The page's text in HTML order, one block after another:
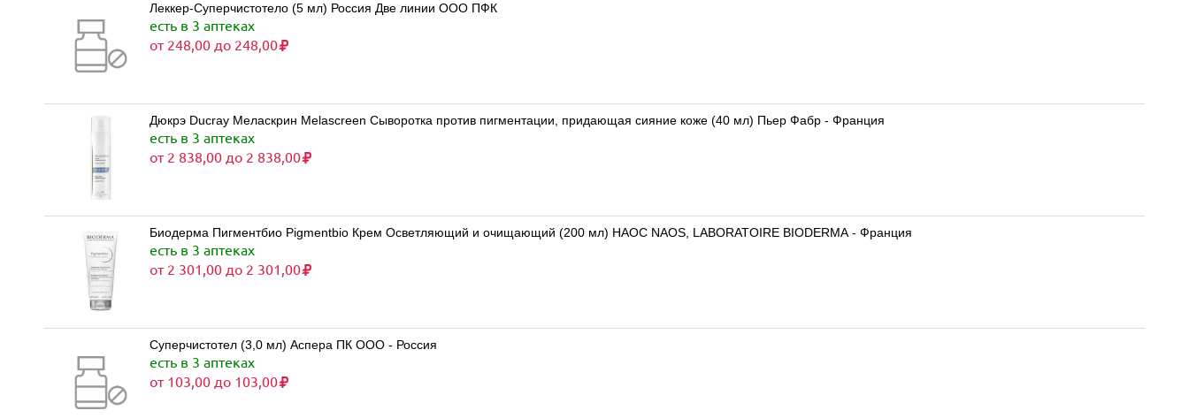
Леккер-Суперчистотело (5 мл) Россия Две линии ООО ПФК
есть в 3 аптеках
от 248,00 до 248,00
Дюкрэ Ducray Меласкрин Melascreen Сыворотка против пигментации, придающая сияние коже (40 мл) Пьер Фабр - Франция
есть в 3 аптеках
от 2 838,00 до 2 838,00
Биодерма Пигментбио Pigmentbio Крем Осветляющий и очищающий (200 мл) НАОС NAOS, LABORATOIRE BIODERMA - Франция
есть в 3 аптеках
от 2 301,00 до 2 301,00
Суперчистотел (3,0 мл) Аспера ПК ООО - Россия
есть в 3 аптеках
от 103,00 до 103,00